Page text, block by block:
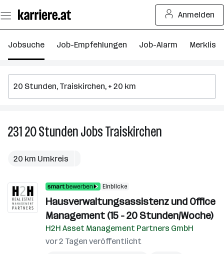
Seiteninhalt
springen
Anmelden
Jobsuche Job-Empfehlungen Job-Alarm Merkliste
23120 StundenJobsTraiskirchen
20 km Umkreis
Einblicke
Hausverwaltungsassistenz und Office
Management (15 - 20 Stunden/Woche)
H2H Asset Management Partners GmbH
vor 2 Tagen veröffentlicht